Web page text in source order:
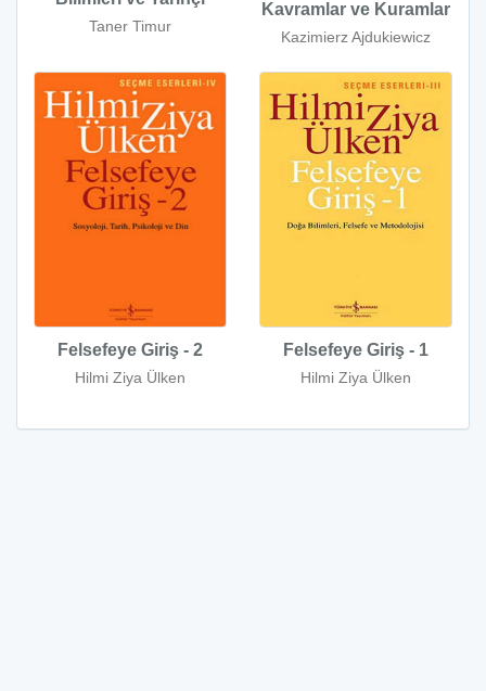
Taner Timur
Kavramlar ve Kuramlar
Kazimierz Ajdukiewicz
Felsefeye Giriş - 2
Hilmi Ziya Ülken
Felsefeye Giriş - 1
Hilmi Ziya Ülken